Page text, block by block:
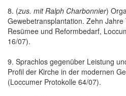
8. (zus. mit Ralph Charbonnier)
Gewebetransplantation. Zehn
Resümee und Reformbedarf,
16/07).
9. Sprachlos gegenüber Leistung
Profil der Kirche in der modernen
(Loccumer Protokolle 64/07).